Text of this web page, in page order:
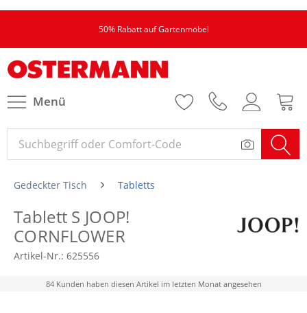
50% Rabatt auf Gartenmöbel
Menü
Gedeckter Tisch Tabletts
Tablett S JOOP!
CORNFLOWER
Artikel-Nr.: 625556
84 Kunden haben diesen Artikel im letzten Monat angesehen